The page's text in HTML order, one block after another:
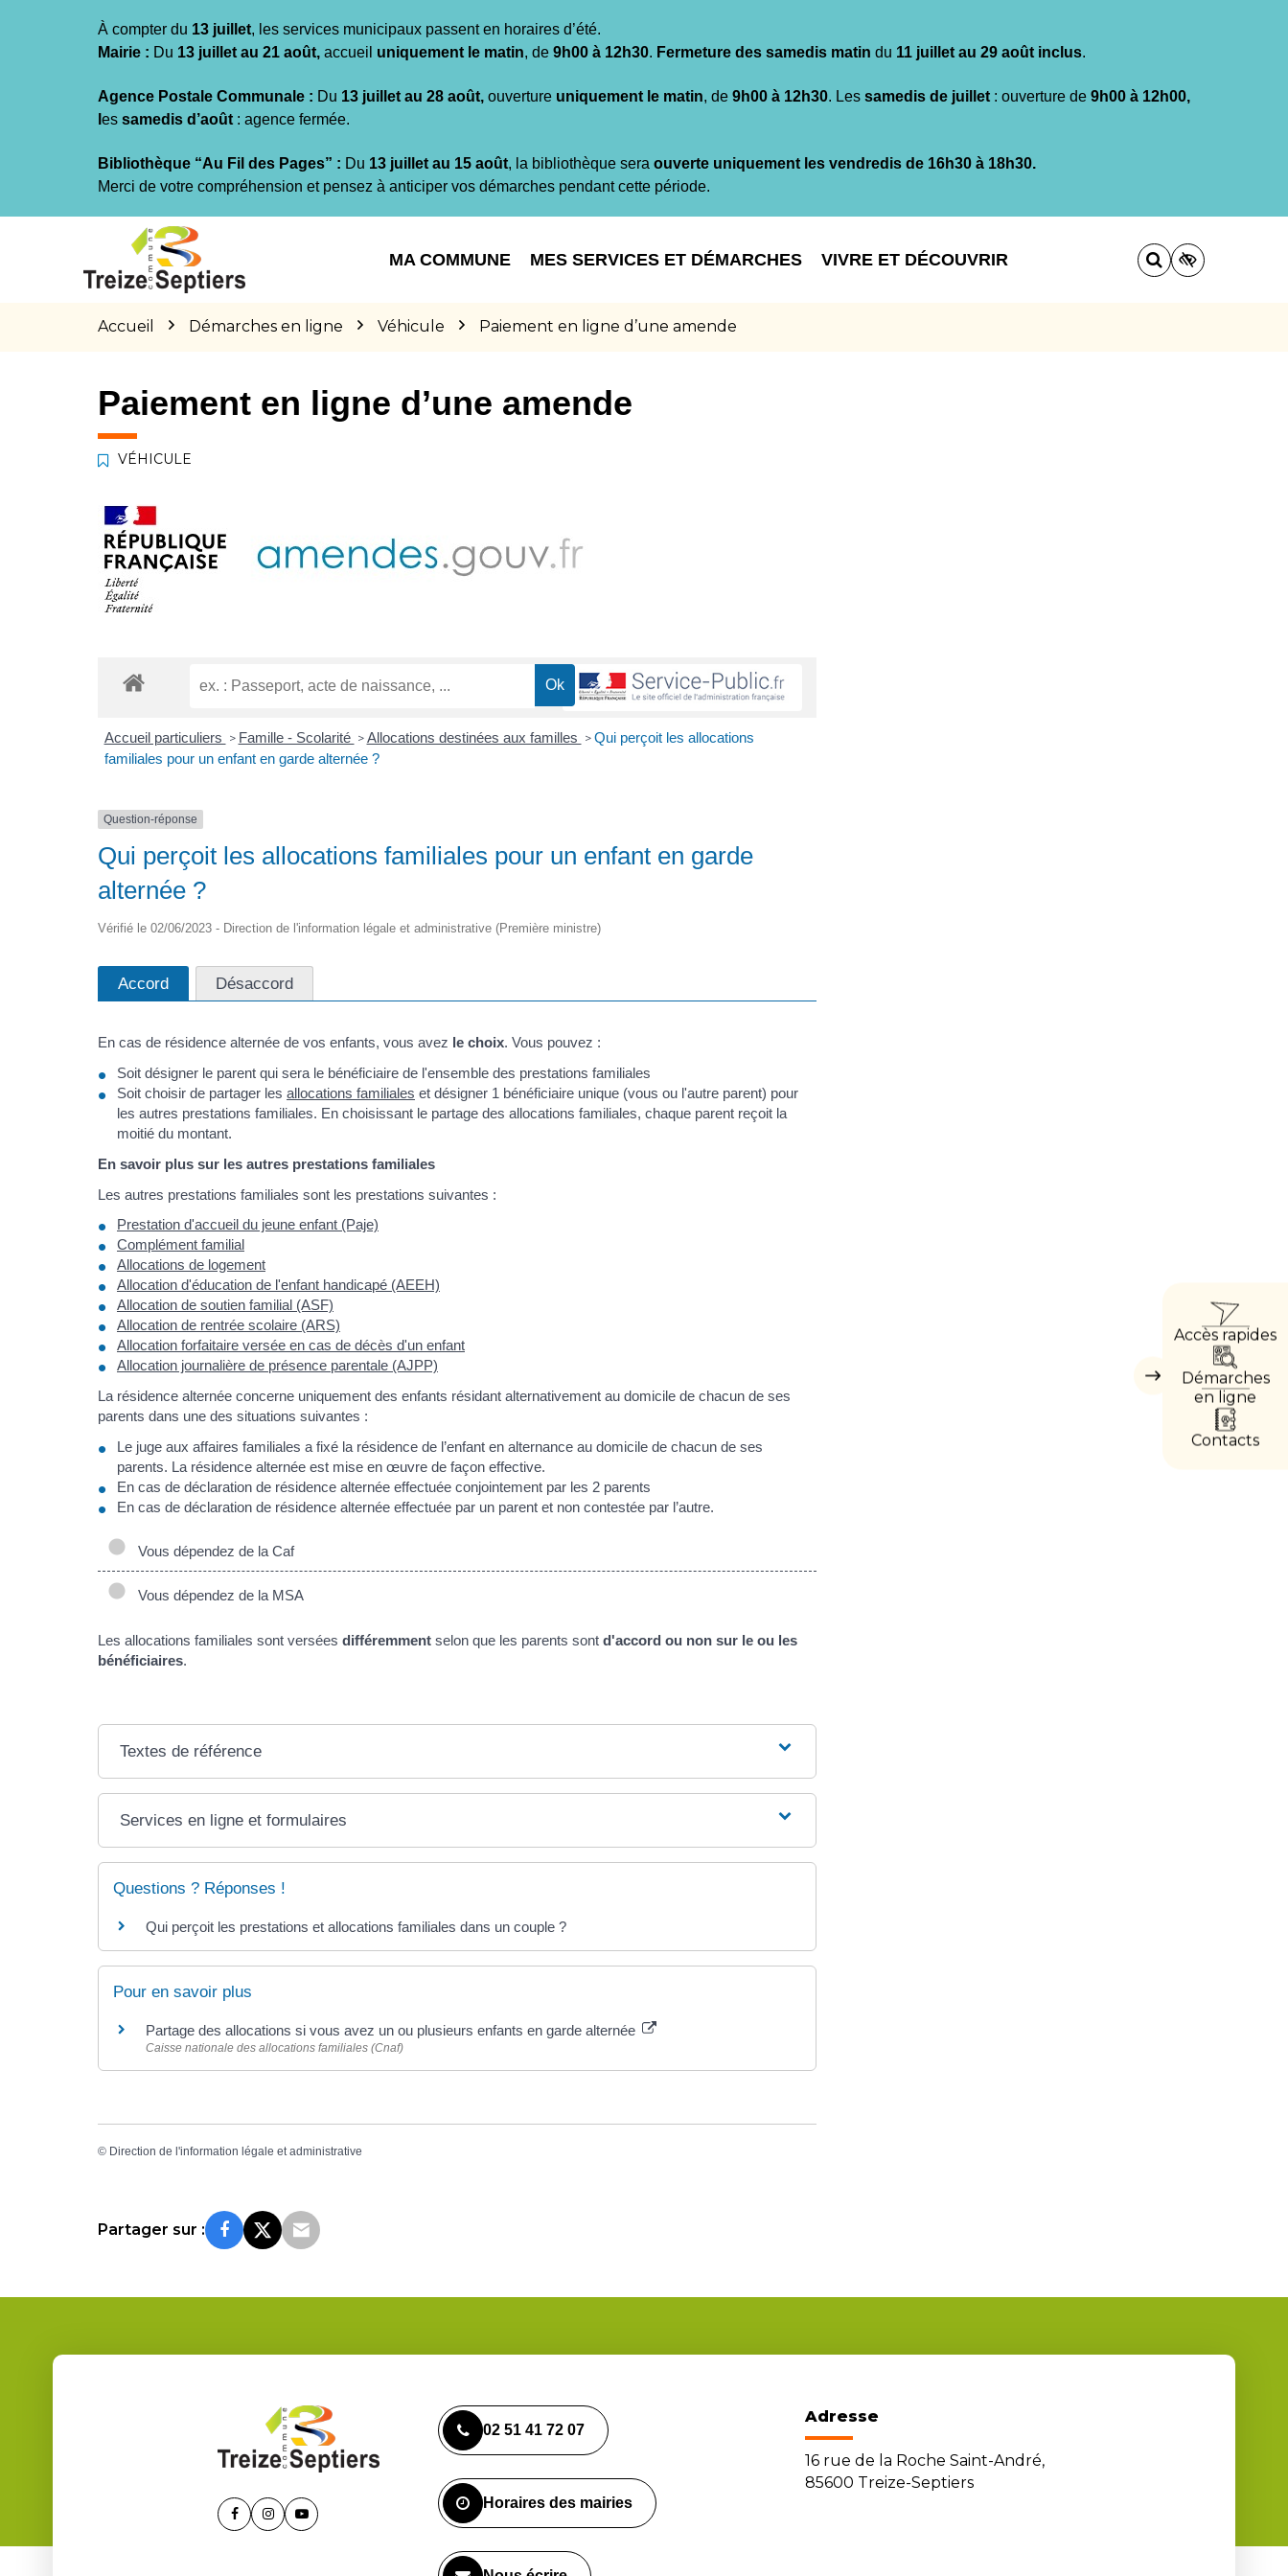
À compter du 13 juillet, les services municipaux passent en horaires d’été.
Mairie : Du 13 juillet au 21 août, accueil uniquement le matin, de 9h00 à 12h30. Fermeture des samedis matin du 11 juillet au 29 août inclus.
Agence Postale Communale : Du 13 juillet au 28 août, ouverture uniquement le matin, de 9h00 à 12h30. Les samedis de juillet : ouverture de 9h00 à 12h00,
es samedis d’août : agence fermée.
Bibliothèque “Au Fil des Pages” : Du 13 juillet au 15 août, la bibliothèque sera ouverte uniquement les vendredis de 16h30 à 18h30.
Merci de votre compréhension et pensez à anticiper vos démarches pendant cette période.
MA COMMUNE MES SERVICES ET DÉMARCHES VIVRE ET DÉCOUVRIR
Accueil Démarches en ligne Véhicule Paiement en ligne d’une amende
Masquer
Accès rapides
Démarches
en ligne
Contacts
Paiement en ligne d’une amende
VÉHICULE
Accueil particuliers > Famille - Scolarité > Allocations destinées aux familles > Qui perçoit les allocations
familiales pour un enfant en garde alternée ?
Question-réponse
Qui perçoit les allocations familiales pour un enfant en garde
alternée ?
Vérifié le 02/06/2023 - Direction de l'information légale et administrative (Première ministre)
Accord Désaccord
En cas de résidence alternée de vos enfants, vous avez le choix. Vous pouvez :
Soit désigner le parent qui sera le bénéficiaire de l'ensemble des prestations familiales
Soit choisir de partager les allocations familiales et désigner 1 bénéficiaire unique (vous ou l'autre parent) pour
les autres prestations familiales. En choisissant le partage des allocations familiales, chaque parent reçoit la
moitié du montant.
En savoir plus sur les autres prestations familiales
Les autres prestations familiales sont les prestations suivantes :
Prestation d'accueil du jeune enfant (Paje)
Complément familial
Allocations de logement
Allocation d'éducation de l'enfant handicapé (AEEH)
Allocation de soutien familial (ASF)
Allocation de rentrée scolaire (ARS)
Allocation forfaitaire versée en cas de décès d'un enfant
Allocation journalière de présence parentale (AJPP)
La résidence alternée concerne uniquement des enfants résidant alternativement au domicile de chacun de ses
parents dans une des situations suivantes :
Le juge aux affaires familiales a fixé la résidence de l’enfant en alternance au domicile de chacun de ses
parents. La résidence alternée est mise en œuvre de façon effective.
En cas de déclaration de résidence alternée effectuée conjointement par les 2 parents
En cas de déclaration de résidence alternée effectuée par un parent et non contestée par l’autre.
Vous dépendez de la Caf
Vous dépendez de la MSA
Les allocations familiales sont versées différemment selon que les parents sont d'accord ou non sur le ou les
bénéficiaires.
Textes de référence
Services en ligne et formulaires
Questions ? Réponses !
Qui perçoit les prestations et allocations familiales dans un couple ?
Pour en savoir plus
Partage des allocations si vous avez un ou plusieurs enfants en garde alternée
Caisse nationale des allocations familiales (Cnaf)
© Direction de l'information légale et administrative
Partager sur :
Lien Lien Lien
02 51 41 72 07
Horaires des mairies
Adresse
16 rue de la Roche Saint-André,
85600 Treize-Septiers